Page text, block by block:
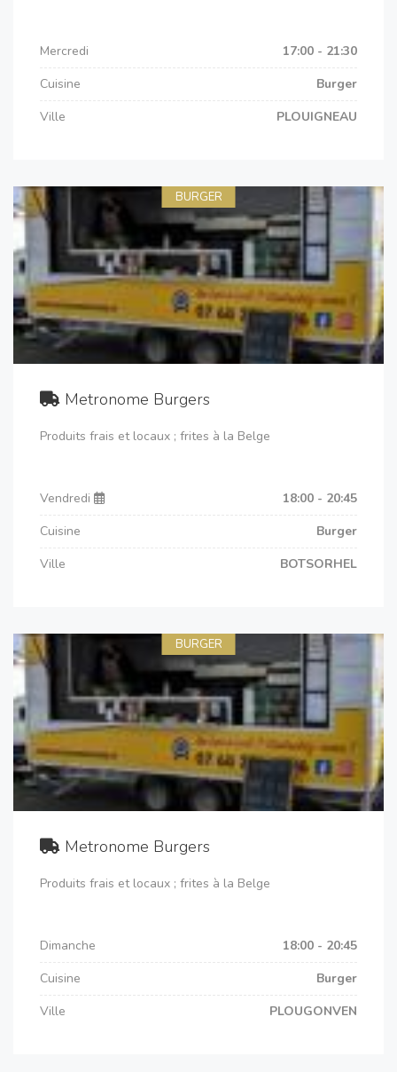
Mercredi
17:00 - 21:30
Cuisine
Burger
Ville
PLOUIGNEAU
BURGER
Metronome Burgers
Produits frais et locaux ; frites à la Belge
Vendredi
18:00 - 20:45
Cuisine
Burger
Ville
BOTSORHEL
BURGER
Metronome Burgers
Produits frais et locaux ; frites à la Belge
Dimanche
18:00 - 20:45
Cuisine
Burger
Ville
PLOUGONVEN